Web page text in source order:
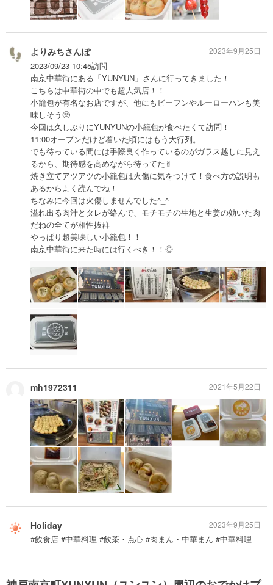
よりみちさんぽ
2023/09/23 10:45訪問
南京中華街にある「YUNYUN」さんに行ってきました！
こちらは中華街の中でも超人気店！！
小籠包が有名なお店ですが、他にもビーフンやルーローハンも美
味しそう🥺
今回は久しぶりにYUNYUNの小籠包が食べたくて訪問！
11:00オープンだけど着いた頃にはもう大行列。
でも待っている間には手際良く作っているのがガラス越しに見え
るから、期待感を高めながら待ってた✌︎
焼き立てアツアツの小籠包は火傷に気をつけて！食べ方の説明も
あるからよく読んでね！
ちなみに今回は火傷しませんでした^_^
溢れ出る肉汁とタレが絡んで、モチモチの生地と生姜の効いた肉
だねの全てが相性抜群
やっぱり超美味しい小籠包！！
南京中華街に来た時には行くべき！！◎
2023年9月25日
mh1972311 2021年5月22日
Holiday
#飲食店 #中華料理 #飲茶・点心 #肉まん・中華まん #中華料理
2023年9月25日